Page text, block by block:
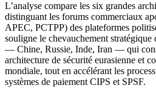
L’analyse compare les six grandes
distinguant les forums commerciaux
APEC, PCTPP) des plateformes
souligne le chevauchement
— Chine, Russie, Inde, Iran — qui
architecture de sécurité eurasienne et
mondiale, tout en accélérant les
systèmes de paiement CIPS et SPSF.